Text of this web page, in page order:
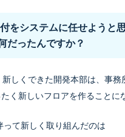
をシステムに任せようと
だったんですか？
新しくできた開発本部は、事務
く新しいフロアを作ることに
って新しく取り組んだのは